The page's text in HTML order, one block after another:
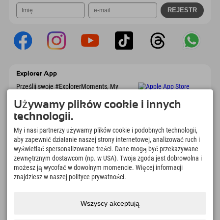
Explorer App
Prześlij swoje #ExplorerMoments, My
marzeń, przeglądem restauracji i wieloma
innymi. Pobierz teraz!
Czas na chwile odkrywcy
166
Jeziora górskie i baseny
rekreacyjne
4.634km
Stoki do jazdy na nartach i
snowboardzie
8.991km
Używamy plików cookie i innych
technologii.
My i nasi partnerzy używamy plików cookie i podobnych technologii,
aby zapewnić działanie naszej strony internetowej, analizować ruch i
wyświetlać spersonalizowane treści. Dane mogą być przekazywane
zewnętrznym dostawcom (np. w USA). Twoja zgoda jest dobrowolna i
możesz ją wycofać w dowolnym momencie. Więcej informacji
znajdziesz w naszej polityce prywatności.
Wszyscy akceptują